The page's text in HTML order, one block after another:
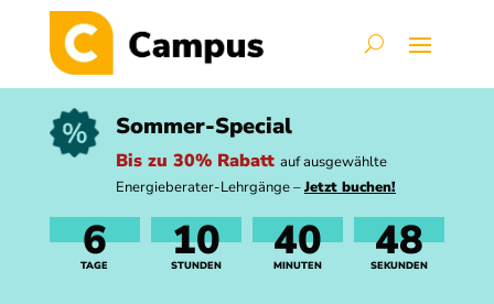
Sommer-Special
Bis zu 30% Rabatt auf ausgewählte
Energieberater-Lehrgänge –Jetzt buchen!
6
TAGE 10
STUNDEN 40
MINUTEN 47
SEKUNDEN